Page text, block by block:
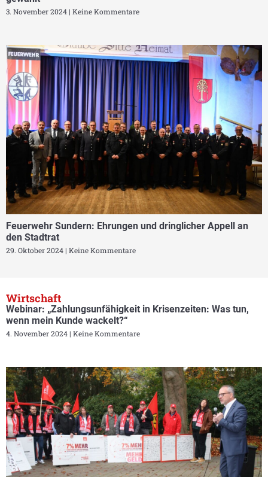
3. November 2024 Keine Kommentare
Feuerwehr Sundern: Ehrungen und dringlicher Appell an
den Stadtrat
29. Oktober 2024 Keine Kommentare
Wirtschaft
Webinar: „Zahlungsunfähigkeit in Krisenzeiten: Was tun,
wenn mein Kunde wackelt?“
4. November 2024 Keine Kommentare